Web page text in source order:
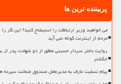
پربیننده ترین ها
می خواهید وزیر ارتباطات را استیضاح کنید؟ این کار
مردم از اینترنت کوتاه نمی آید
روایت دختر سردار حسینی مطلق از دو شهادت پدر از
انگشتر
پیام تسلیت عارف به مدیرعامل صندوق ضمانت سپرده